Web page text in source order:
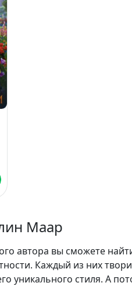
Маар
автора вы сможете
Каждый из них
уникального стиля. А